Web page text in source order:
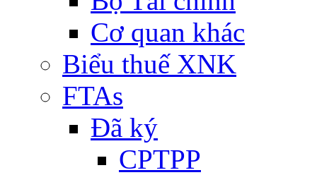
Cơ quan khác
Biểu thuế XNK
FTAs
Đã ký
CPTPP